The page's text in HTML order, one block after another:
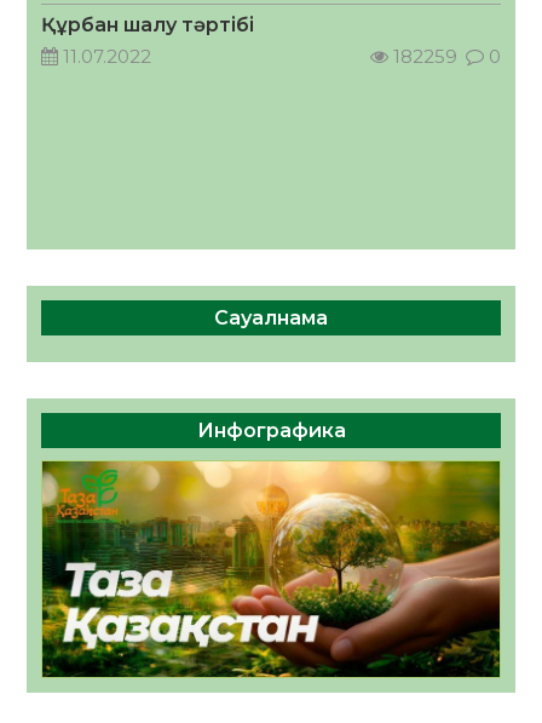
05.08.2026
54 0
Құрбан шалу тәртібі
11.07.2022
182259 0
Сауалнама
Инфографика